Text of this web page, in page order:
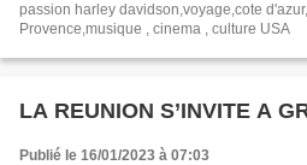
passion harley davidson,voyage,cote
Provence,musique , cinema , culture USA
LA REUNION S’INVITE A
Publié le 16/01/2023 à 07:03